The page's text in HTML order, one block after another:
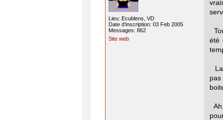
Lieu: Ecublens, VD
Date d'inscription: 03 Feb 2005
Messages: 862
Site web
été
La